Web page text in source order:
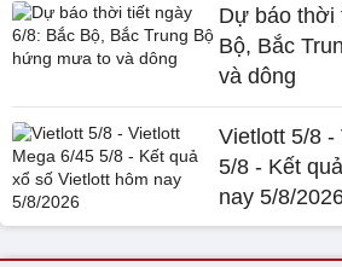
Dự báo thời
Bộ, Bắc
và dông
Vietlott 5/8 -
5/8 - Kết
nay 5/8/